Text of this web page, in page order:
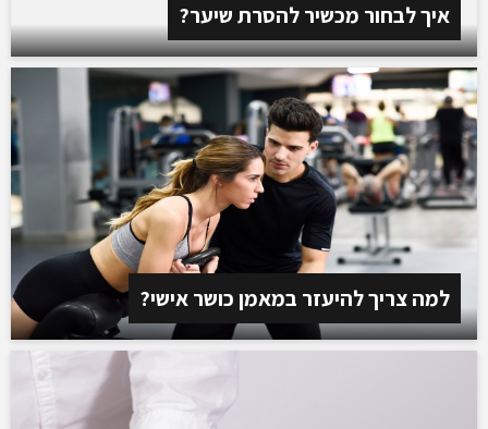
איך לבחור מכשיר להסרת שיער?
למה צריך להיעזר במאמן כושר אישי?